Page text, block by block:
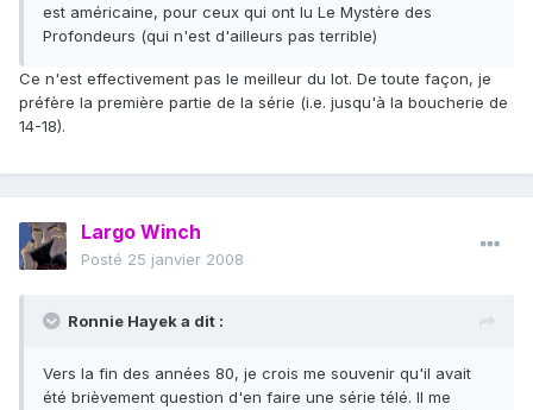
est américaine, pour ceux qui ont lu Le Mystère des
Profondeurs (qui n'est d'ailleurs pas terrible)
Ce n'est effectivement pas le meilleur du lot. De toute façon, je
préfère la première partie de la série (i.e. jusqu'à la boucherie de
14-18).
Largo Winch
Posté 25 janvier 2008
Ronnie Hayek a dit :
Vers la fin des années 80, je crois me souvenir qu'il avait
été brièvement question d'en faire une série télé. Il me